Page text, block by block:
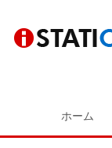
ホーム